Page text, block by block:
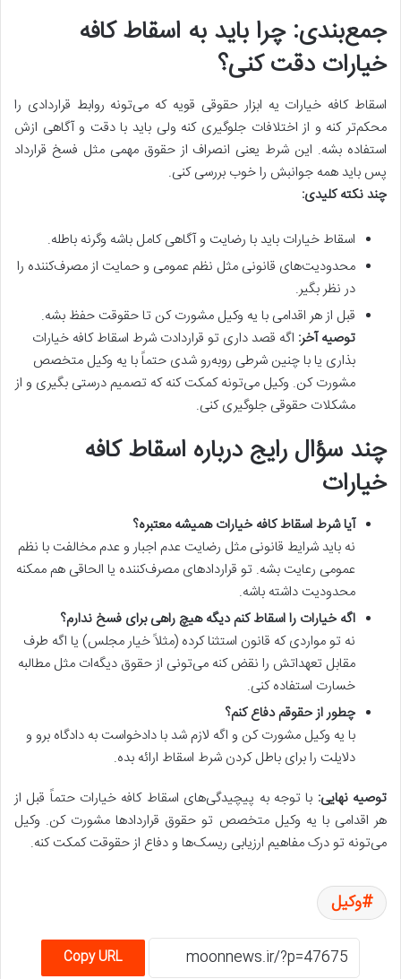
جمع‌بندی: چرا باید به اسقاط کافه
خیارات دقت کنی؟
اسقاط کافه خیارات یه ابزار حقوقی قویه که می‌تونه روابط قراردادی را
محکم‌تر کنه و از اختلافات جلوگیری کنه ولی باید با دقت و آگاهی ازش
استفاده بشه. این شرط یعنی انصراف از حقوق مهمی مثل فسخ قرارداد
پس باید همه جوانبش را خوب بررسی کنی.
چند نکته کلیدی:
اسقاط خیارات باید با رضایت و آگاهی کامل باشه وگرنه باطله.
محدودیت‌های قانونی مثل نظم عمومی و حمایت از مصرف‌کننده را
در نظر بگیر.
قبل از هر اقدامی با یه وکیل مشورت کن تا حقوقت حفظ بشه.
توصیه آخر: اگه قصد داری تو قراردادت شرط اسقاط کافه خیارات
بذاری یا با چنین شرطی روبه‌رو شدی حتماً با یه وکیل متخصص
مشورت کن. وکیل می‌تونه کمکت کنه که تصمیم درستی بگیری و از
مشکلات حقوقی جلوگیری کنی.
چند سؤال رایج درباره اسقاط کافه
خیارات
آیا شرط اسقاط کافه خیارات همیشه معتبره؟
نه باید شرایط قانونی مثل رضایت عدم اجبار و عدم مخالفت با نظم
عمومی رعایت بشه. تو قراردادهای مصرف‌کننده یا الحاقی هم ممکنه
محدودیت داشته باشه.
اگه خیارات را اسقاط کنم دیگه هیچ راهی برای فسخ ندارم؟
نه تو مواردی که قانون استثنا کرده (مثلاً خیار مجلس) یا اگه طرف
مقابل تعهداتش را نقض کنه می‌تونی از حقوق دیگه‌ات مثل مطالبه
خسارت استفاده کنی.
چطور از حقوقم دفاع کنم؟
با یه وکیل مشورت کن و اگه لازم شد با دادخواست به دادگاه برو و
دلایلت را برای باطل کردن شرط اسقاط ارائه بده.
توصیه نهایی: با توجه به پیچیدگی‌های اسقاط کافه خیارات حتماً قبل از
هر اقدامی با یه وکیل متخصص تو حقوق قراردادها مشورت کن. وکیل
می‌تونه تو درک مفاهیم ارزیابی ریسک‌ها و دفاع از حقوقت کمکت کنه.
وکیل
Copy URL